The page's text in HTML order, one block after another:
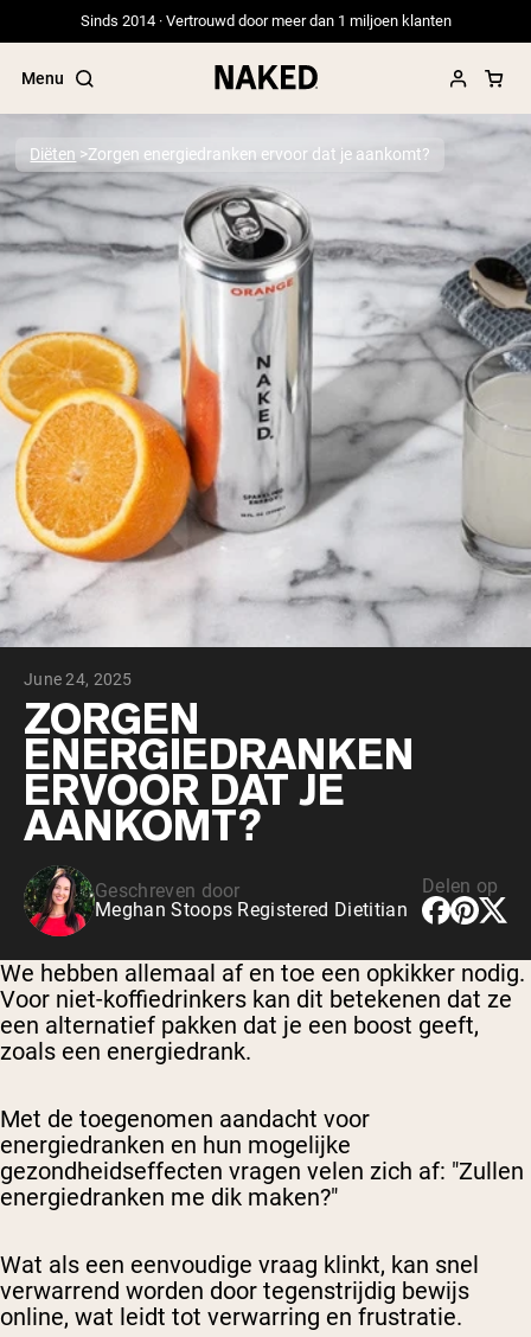
Sinds 2014 · Vertrouwd door meer dan 1 miljoen klanten
Menu
Populaire Zoektermen
”Protein Powder“
”Overnight Oats“
”Vegan protein“
”Collagen“
”Micellar Casein“
PROTEIN POWDERSBest Seller
Erwteneiwit
Grasgevoerd Wei Eiwit Poeder
Collageenpeptiden
Chocolade Grasgevoerde Wei
Vanille grasgevoerde wei
Weidegevoerde wei
VEGAN PROTEIN
Erwteneiwit
Shop All Vegan Protein
Diëten Zorgen energiedranken ervoor dat je aankomt?
June 24, 2025
ZORGEN
ENERGIEDRANKEN
ERVOOR DAT JE
AANKOMT?
Geschreven door
Meghan Stoops Registered Dietitian
Delen op
We hebben allemaal af en toe een opkikker nodig.
Voor niet-koffiedrinkers kan dit betekenen dat ze
een alternatief pakken dat je een boost geeft,
zoals een energiedrank.
Met de toegenomen aandacht voor
energiedranken en hun mogelijke
gezondheidseffecten vragen velen zich af: "Zullen
energiedranken me dik maken?"
Wat als een eenvoudige vraag klinkt, kan snel
verwarrend worden door tegenstrijdig bewijs
online, wat leidt tot verwarring en frustratie.